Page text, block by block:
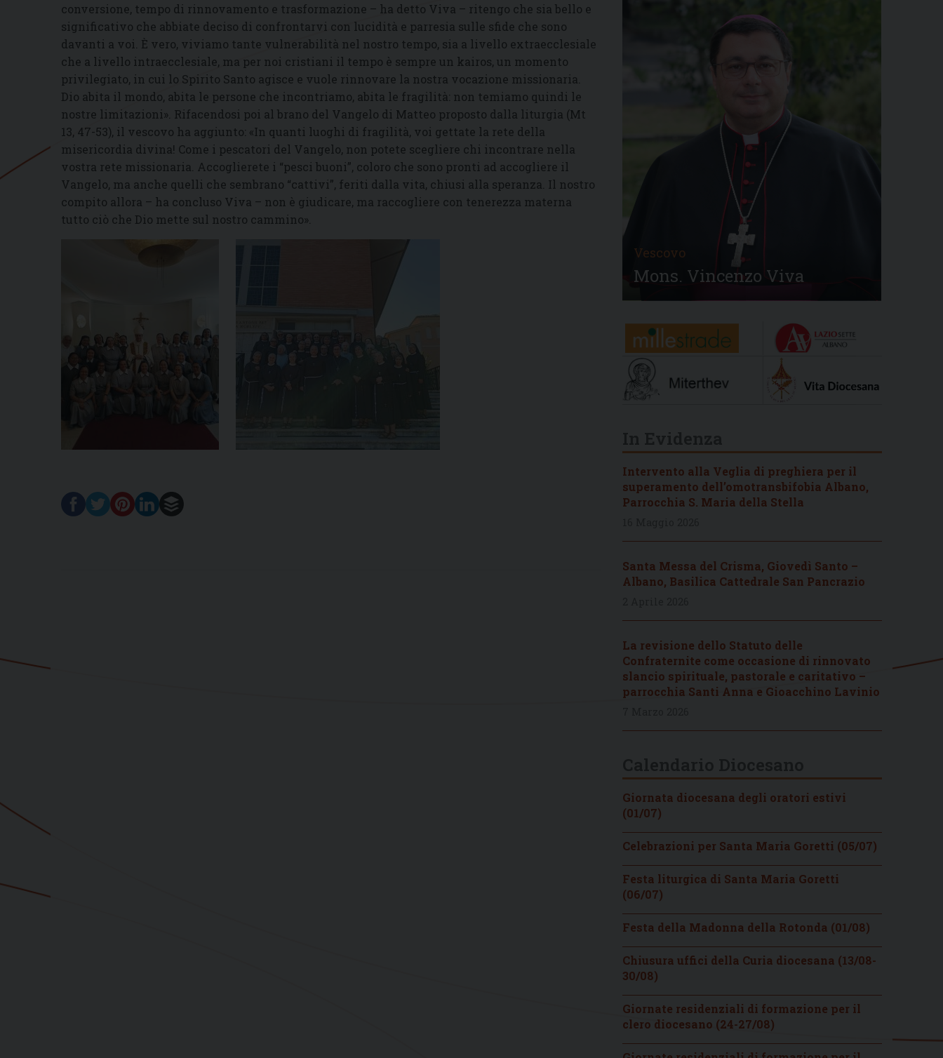
conversione, tempo di rinnovamento e trasformazione – ha detto Viva – ritengo che sia bello e
significativo che abbiate deciso di confrontarvi con lucidità e parresia sulle sfide che sono
davanti a voi. È vero, viviamo tante vulnerabilità nel nostro tempo, sia a livello extraecclesiale
che a livello intraecclesiale, ma per noi cristiani il tempo è sempre un kairos, un momento
privilegiato, in cui lo Spirito Santo agisce e vuole rinnovare la nostra vocazione missionaria.
Dio abita il mondo, abita le persone che incontriamo, abita le fragilità: non temiamo quindi le
nostre limitazioni». Rifacendosi poi al brano del Vangelo di Matteo proposto dalla liturgia (Mt
13, 47-53), il vescovo ha aggiunto: «In quanti luoghi di fragilità, voi gettate la rete della
misericordia divina! Come i pescatori del Vangelo, non potete scegliere chi incontrare nella
vostra rete missionaria. Accoglierete i “pesci buoni”, coloro che sono pronti ad accogliere il
Vangelo, ma anche quelli che sembrano “cattivi”, feriti dalla vita, chiusi alla speranza. Il nostro
compito allora – ha concluso Viva – non è giudicare, ma raccogliere con tenerezza materna
tutto ciò che Dio mette sul nostro cammino».
Vescovo
Mons. Vincenzo Viva
Intervento alla Veglia di preghiera per il
superamento dell’omotransbifobia Albano,
Parrocchia S. Maria della Stella
Santa Messa del Crisma, Giovedì Santo –
Albano, Basilica Cattedrale San Pancrazio
La revisione dello Statuto delle
Confraternite come occasione di rinnovato
slancio spirituale, pastorale e caritativo –
parrocchia Santi Anna e Gioacchino Lavinio
Giornata diocesana degli oratori estivi
(01/07)
Celebrazioni per Santa Maria Goretti (05/07)
Festa liturgica di Santa Maria Goretti
(06/07)
Festa della Madonna della Rotonda (01/08)
Chiusura uffici della Curia diocesana (13/08-
30/08)
Giornate residenziali di formazione per il
clero diocesano (24-27/08)